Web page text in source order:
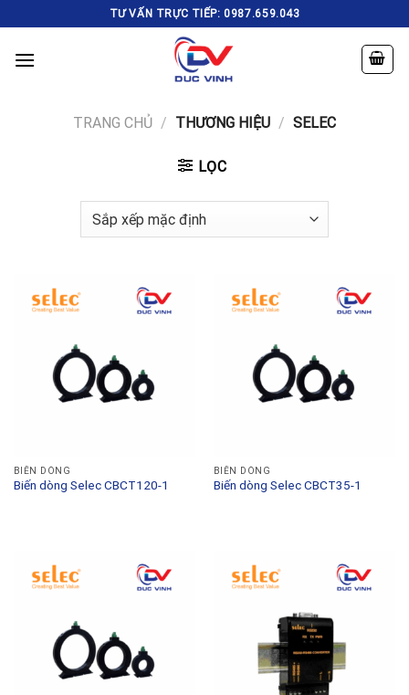
to
content
TƯ VẤN TRỰC TIẾP: 0987.659.043
TRANG CHỦ / THƯƠNG HIỆU / SELEC
LỌC
BIẾN DÒNG
Biến dòng Selec CBCT120-1
BIẾN DÒNG
Biến dòng Selec CBCT35-1